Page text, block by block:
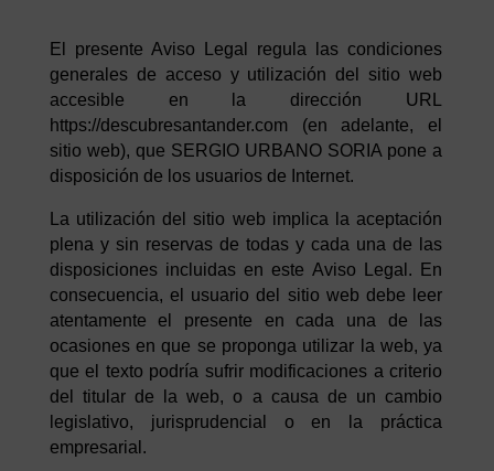
El presente Aviso Legal regula las condiciones
generales de acceso y utilización del sitio web
accesible en la dirección URL
https://descubresantander.com (en adelante, el
sitio web), que SERGIO URBANO SORIA pone a
disposición de los usuarios de Internet.
La utilización del sitio web implica la aceptación
plena y sin reservas de todas y cada una de las
disposiciones incluidas en este Aviso Legal. En
consecuencia, el usuario del sitio web debe leer
atentamente el presente en cada una de las
ocasiones en que se proponga utilizar la web, ya
que el texto podría sufrir modificaciones a criterio
del titular de la web, o a causa de un cambio
legislativo, jurisprudencial o en la práctica
empresarial.